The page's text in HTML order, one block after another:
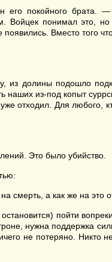
покойного брата.
понимал это,
Вместо того
из долины подошло
из-под копыт
отходил. Для любого,
Это было убийство.
а как же на это
пойти
нужна поддержка
не потеряно.